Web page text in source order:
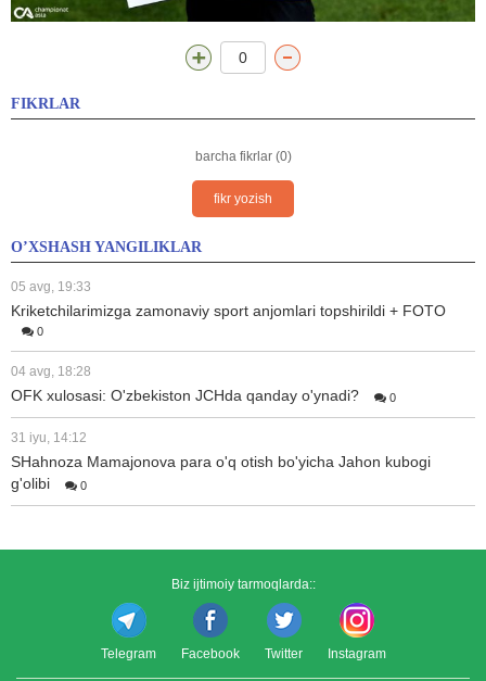
0
FIKRLAR
barcha fikrlar (0)
fikr yozish
O’XSHASH YANGILIKLAR
05 avg, 19:33
Kriketchilarimizga zamonaviy sport anjomlari topshirildi + FOTO
0
04 avg, 18:28
OFK xulosasi: O'zbekiston JCHda qanday o'ynadi? 0
31 iyu, 14:12
SHahnoza Mamajonova para o'q otish bo'yicha Jahon kubogi
g'olibi
0
Biz ijtimoiy tarmoqlarda::
Telegram Facebook Twitter Instagram